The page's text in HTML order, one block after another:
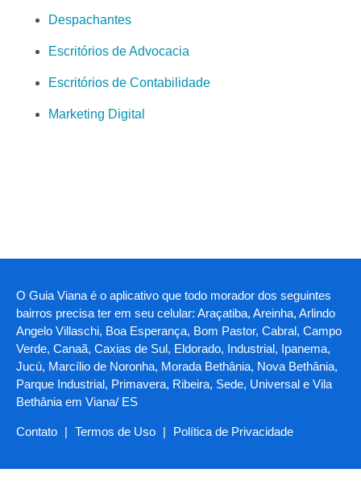
Despachantes
Escritórios de Advocacia
Escritórios de Contabilidade
Marketing Digital
O Guia Viana é o aplicativo que todo morador dos seguintes
bairros precisa ter em seu celular: Araçatiba, Areinha, Arlindo
Angelo Villaschi, Boa Esperança, Bom Pastor, Cabral, Campo
Verde, Canaã, Caxias de Sul, Eldorado, Industrial, Ipanema,
Jucú, Marcílio de Noronha, Morada Bethânia, Nova Bethânia,
Parque Industrial, Primavera, Ribeira, Sede, Universal e Vila
Bethânia em Viana/ ES
Contato | Termos de Uso | Política de Privacidade